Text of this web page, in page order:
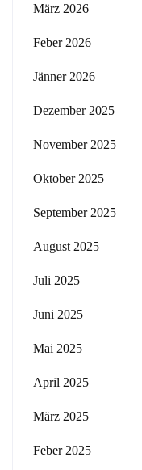
März 2026
Feber 2026
Jänner 2026
Dezember 2025
November 2025
Oktober 2025
September 2025
August 2025
Juli 2025
Juni 2025
Mai 2025
April 2025
März 2025
Feber 2025